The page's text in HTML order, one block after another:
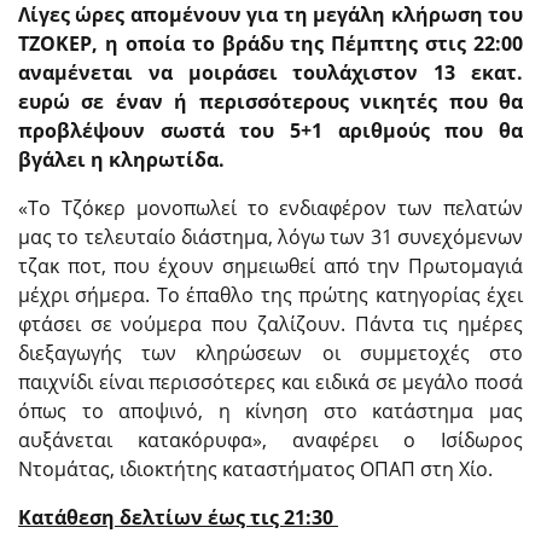
Λίγες ώρες απομένουν για τη μεγάλη κλήρωση του
ΤΖΟΚΕΡ, η οποία το βράδυ της Πέμπτης στις 22:00
αναμένεται να μοιράσει τουλάχιστον 13 εκατ.
ευρώ σε έναν ή περισσότερους νικητές που θα
προβλέψουν σωστά του 5+1 αριθμούς που θα
βγάλει η κληρωτίδα.
«Το Τζόκερ μονοπωλεί το ενδιαφέρον των πελατών
μας το τελευταίο διάστημα, λόγω των 31 συνεχόμενων
τζακ ποτ, που έχουν σημειωθεί από την Πρωτομαγιά
μέχρι σήμερα. Το έπαθλο της πρώτης κατηγορίας έχει
φτάσει σε νούμερα που ζαλίζουν. Πάντα τις ημέρες
διεξαγωγής των κληρώσεων οι συμμετοχές στο
παιχνίδι είναι περισσότερες και ειδικά σε μεγάλο ποσά
όπως το αποψινό, η κίνηση στο κατάστημα μας
αυξάνεται κατακόρυφα», αναφέρει ο Ισίδωρος
Ντομάτας, ιδιοκτήτης καταστήματος ΟΠΑΠ στη Χίο.
Κατάθεση δελτίων έως τις 21:30